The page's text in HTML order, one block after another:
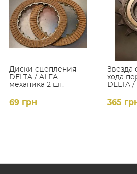
Диски сцепления
DELTA / ALFA
механика 2 шт.
69 грн
Звезда
хода
DELTA
365